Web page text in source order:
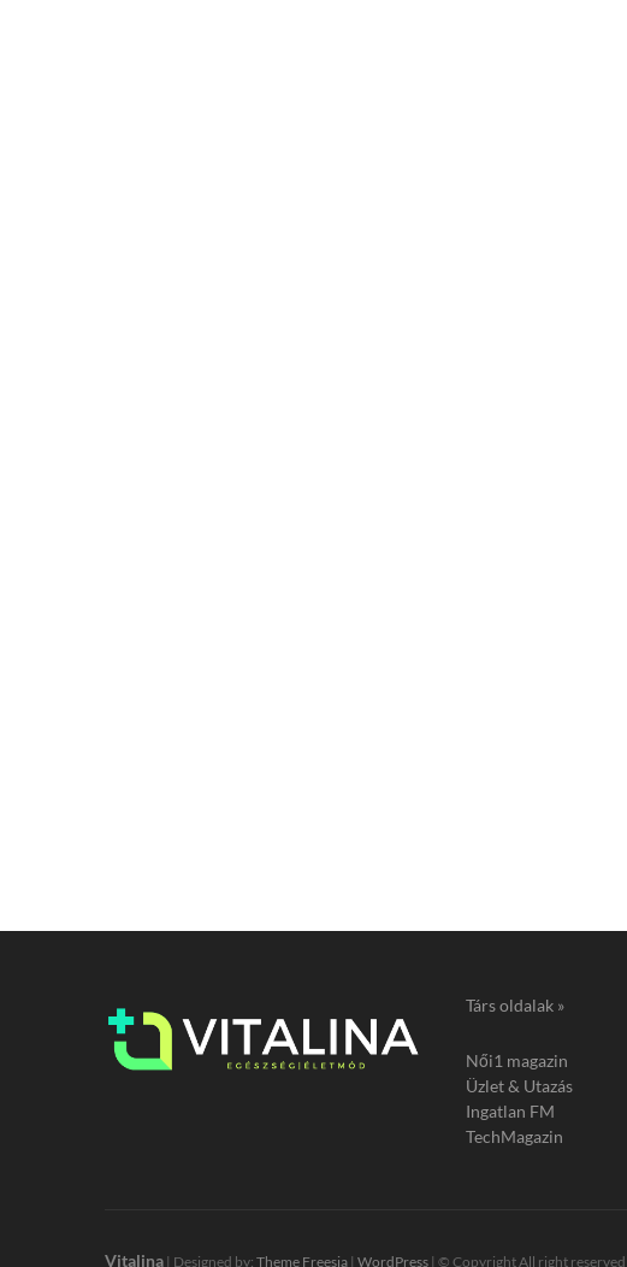
Társ oldalak »
Női1 magazin
Üzlet & Utazás
Ingatlan FM
TechMagazin
Vitalina | Designed by: Theme Freesia | WordPress | © Copyright All right reserved